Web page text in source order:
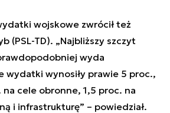
wojskowe zwrócił też
(PSL-TD). „Najbliższy szczyt
wyda
wydatki wynosiły prawie 5 proc.,
cele obronne, 1,5 proc. na
i infrastrukturę” – powiedział.